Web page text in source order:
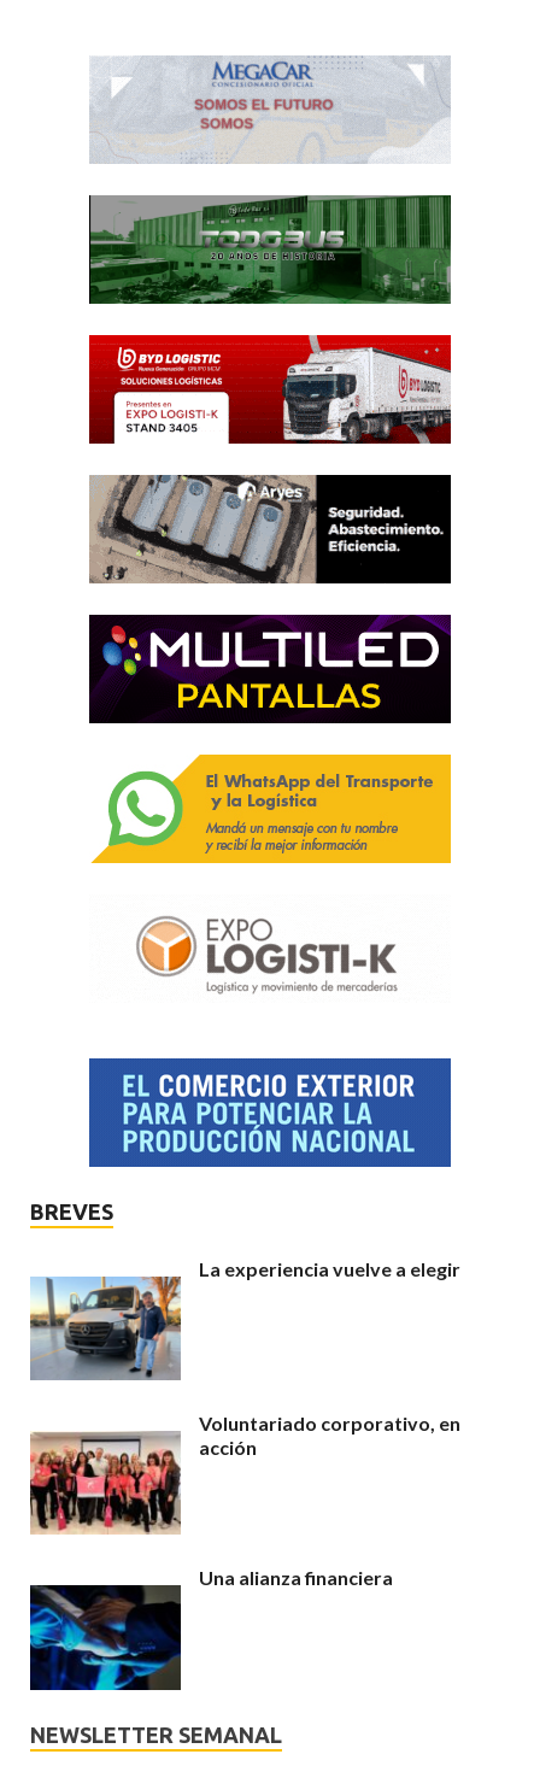
BREVES
La experiencia vuelve a elegir
Voluntariado corporativo, en
acción
Una alianza financiera
NEWSLETTER SEMANAL